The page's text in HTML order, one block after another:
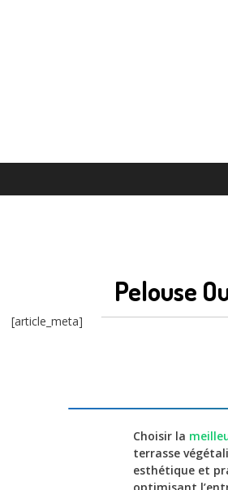
Pelouse
[article_meta]
Choisir la
terrasse
esthétique et